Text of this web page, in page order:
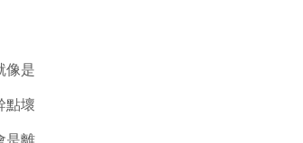
像是
點壞
是離